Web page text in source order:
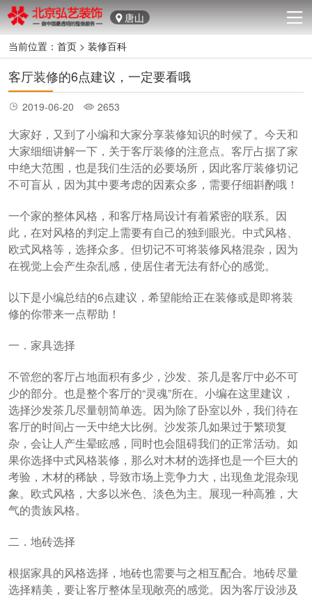
唐山
当前位置：首页 >装修百科
客厅装修的6点建议，一定要看哦
2019-06-20 2653
大家好，又到了小编和大家分享装修知识的时候了。今天和
大家细细讲解一下，关于客厅装修的注意点。客厅占据了家
中绝大范围，也是我们生活的必要场所，因此客厅装修切记
不可盲从，因为其中要考虑的因素众多，需要仔细斟酌哦！
一个家的整体风格，和客厅格局设计有着紧密的联系。因
此，在对风格的判定上需要有自己的独到眼光。中式风格、
欧式风格等，选择众多。但切记不可将装修风格混杂，因为
在视觉上会产生杂乱感，使居住者无法有舒心的感觉。
以下是小编总结的6点建议，希望能给正在装修或是即将装
修的你带来一点帮助！
一．家具选择
不管您的客厅占地面积有多少，沙发、茶几是客厅中必不可
少的部分。也是整个客厅的“灵魂”所在。小编在这里建议，
选择沙发茶几尽量朝简单选。因为除了卧室以外，我们待在
客厅的时间占一天中绝大比例。沙发茶几如果过于繁琐复
杂，会让人产生晕眩感，同时也会阻碍我们的正常活动。如
果你选择中式风格装修，那么对木材的选择也是一个巨大的
考验，木材的稀缺，导致市场上竞争力大，出现鱼龙混杂现
象。欧式风格，大多以米色、淡色为主。展现一种高雅，大
气的贵族风格。
二．地砖选择
根据家具的风格选择，地砖也需要与之相互配合。地砖尽量
选择精美，要让客厅整体呈现敞亮的感觉。因为客厅设涉及